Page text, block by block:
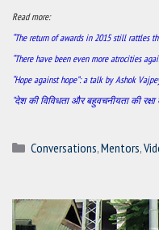
Read more:
“The return of awards in 2015 still rattles
“There have been even more atrocities
“Hope against hope”: a talk by Ashok
“देश की विविधता और बहुवचनीयता की
Categories
Conversations,Mentors,